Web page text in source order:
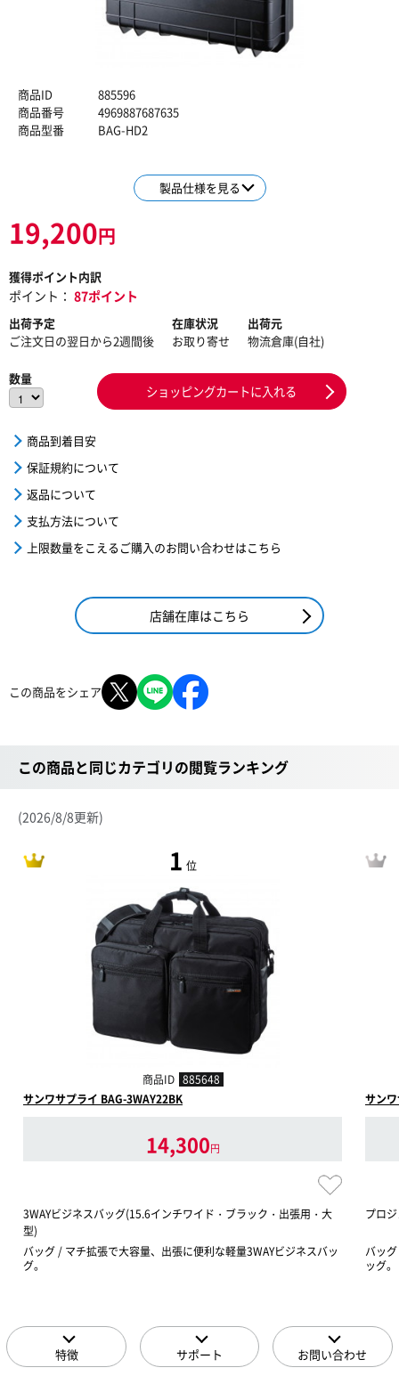
商品ID
885596
商品番号
4969887687635
商品型番
BAG-HD2
製品仕様を見る
19,200円
獲得ポイント内訳
ポイント： 87ポイント
出荷予定
ご注文日の翌日から2週間後
在庫状況
お取り寄せ
出荷元
物流倉庫(自社)
数量
ショッピングカートに入れる
商品到着目安
保証規約について
返品について
支払方法について
上限数量をこえるご購入のお問い合わせはこちら
店舗在庫はこちら
この商品をシェア
この商品と同じカテゴリの閲覧ランキング
(2026/8/8更新)
1 位
商品ID 885648
サンワサプライ BAG-3WAY22BK
14,300円
3WAYビジネスバッグ(15.6インチワイド・ブラック・出張用・大
型)
バッグ / マチ拡張で大容量、出張に便利な軽量3WAYビジネスバッ
グ。
サン
プロ
バッ
ッグ。
特徴 サポート お問い合わせ